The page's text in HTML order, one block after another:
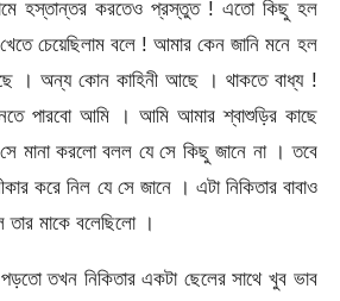
হস্তান্তর করতেও প্রস্তুত ! এতো কিছু হল
চেয়েছিলাম বলে ! আমার কেন জানি মনে হল
। অন্য কোন কাহিনী আছে । থাকতে বাধ্য !
পারবো আমি । আমি আমার শ্বাশুড়ির কাছে
মানা করলো বলল যে সে কিছু জানে না । তবে
করে নিল যে সে জানে । এটা নিকিতার বাবাও
তার মাকে বলেছিলো ।
তখন নিকিতার একটা ছেলের সাথে খুব ভাব